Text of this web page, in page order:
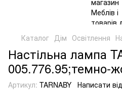
Каталог Дім Освітлення
Настільна лампа
005.776.95;темно-
Артикул: TARNABY Написати